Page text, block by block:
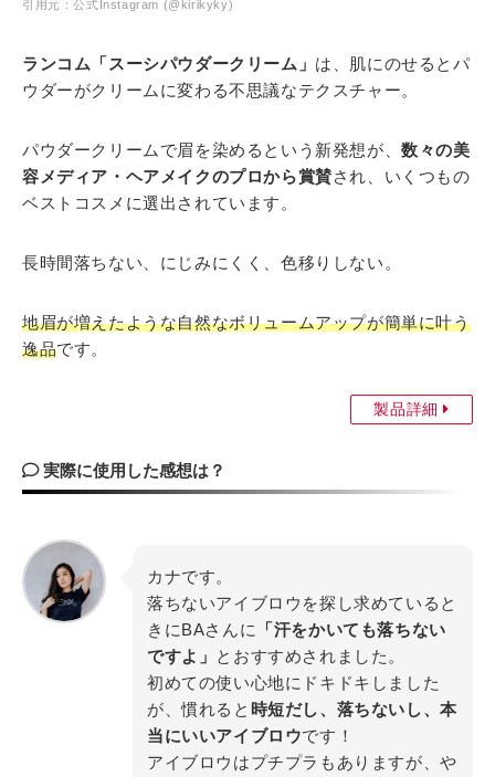
引用元：公式Instagram (@kirikyky)
ランコム「スーシパウダークリーム」 は、肌にのせるとパ
ウダーがクリームに変わる不思議なテクスチャー。
パウダークリームで眉を染めるという新発想が、数々の美
容メディア・ヘアメイクのプロから賞賛され、いくつもの
ベストコスメに選出されています。
長時間落ちない、にじみにくく、色移りしない。
地眉が増えたような自然なボリュームアップが簡単に叶う
逸品です。
製品詳細
実際に使用した感想は？
カナです。
落ちないアイブロウを探し求めていると
きにBAさんに
「汗をかいても落ちない
ですよ」 とおすすめされました。
初めての使い心地にドキドキしました
が、慣れると 時短だし、落ちないし、本
当にいいアイブロウです！
アイブロウはプチプラもありますが、や